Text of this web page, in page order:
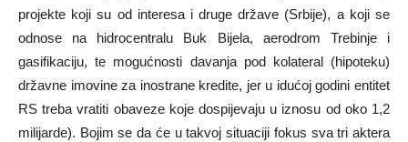
projekte koji su od interesa i druge države (Srbije), a koji se
odnose na hidrocentralu Buk Bijela, aerodrom Trebinje i
gasifikaciju, te mogućnosti davanja pod kolateral (hipoteku)
državne imovine za inostrane kredite, jer u idućoj godini entitet
RS treba vratiti obaveze koje dospijevaju u iznosu od oko 1,2
milijarde). Bojim se da će u takvoj situaciji fokus sva tri aktera